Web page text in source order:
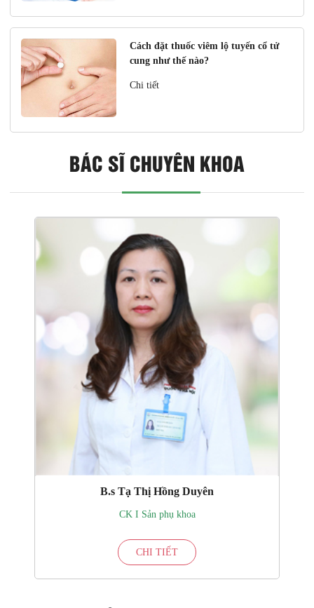
Cách đặt thuốc viêm lộ tuyến cổ tử
cung như thế nào?
Chi tiết
BÁC SĨ CHUYÊN KHOA
B.s Tạ Thị Hồng Duyên
CK I Sản phụ khoa
CHI TIẾT